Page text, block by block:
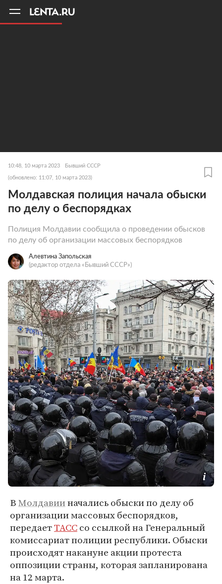
10:48, 10 марта 2023 Бывший СССР
(обновлено: 11:07, 10 марта 2023)
Молдавская полиция начала обыски
по делу о беспорядках
Полиция Молдавии сообщила о проведении обысков
по делу об организации массовых беспорядков
Алевтина Запольская
(редактор отдела «Бывший СССР»)
ВМолдавииначались обыски по делу об
организации массовых беспорядков,
передаетТАССсо ссылкой на Генеральный
комиссариат полиции республики. Обыски
происходят накануне акции протеста
оппозиции страны, которая запланирована
на 12 марта.